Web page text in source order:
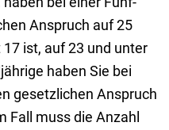
Anspruch auf 25
ist, auf 23 und unter
haben Sie bei
gesetzlichen Anspruch
Fall muss die Anzahl